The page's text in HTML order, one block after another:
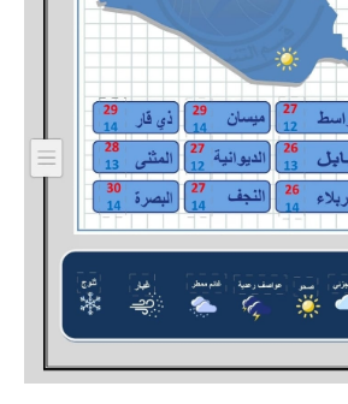
الجامعات
اخبار وقرارات وزارة التعليم
العالي
استمارة القبول المركزي
نتائج القبول المركزي
الطقس
العطل